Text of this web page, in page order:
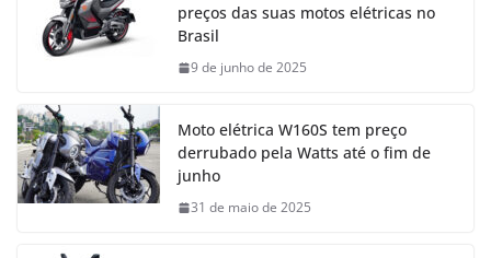
preços das suas motos elétricas no
Brasil
9 de junho de 2025
Moto elétrica W160S tem preço
derrubado pela Watts até o fim de
junho
31 de maio de 2025